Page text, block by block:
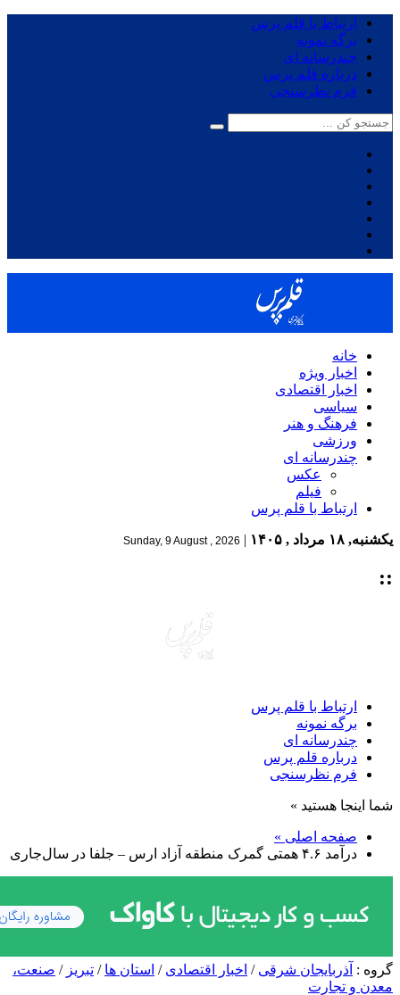
ارتباط با قلم پرس
برگه نمونه
چندرسانه ای
درباره قلم پرس
فرم نظرسنجی
خانه
اخبار ویژه
اخبار اقتصادی
سیاسی
فرهنگ و هنر
ورزشی
چندرسانه ای
عکس
فیلم
ارتباط با قلم پرس
یکشنبه, ۱۸ مرداد , ۱۴۰۵ |
Sunday, 9 August , 2026
::
ارتباط با قلم پرس
برگه نمونه
چندرسانه ای
درباره قلم پرس
فرم نظرسنجی
شما اینجا هستید »
صفحه اصلی »
درآمد ۴.۶ همتی گمرک منطقه آزاد ارس – جلفا در سال‌جاری
گروه : آذربایجان شرقی / اخبار اقتصادی / استان ها / تبریز / صنعت،
معدن و تجارت